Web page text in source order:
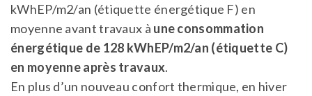
kWhEP/m2/an (étiquette énergétique F) en
moyenne avant travaux à une consommation
énergétique de 128 kWhEP/m2/an (étiquette C)
en moyenne après travaux.
En plus d’un nouveau confort thermique, en hiver